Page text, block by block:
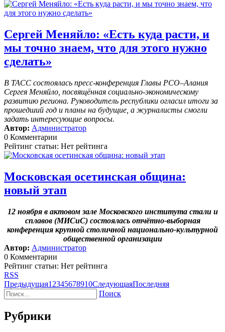
Сергей Меняйло: «Есть куда расти, и
мы точно знаем, что для этого нужно
сделать»
В ТАСС состоялась пресс-конференция Главы РСО–Алания
Сергея Меняйло, посвящённая социально-экономическому
развитию региона. Руководитель республики огласил итоги за
прошедший год и планы на будущие, а журналисты смогли
задать интересующие вопросы.
Автор: Администратор
0 Комментарии
Рейтинг статьи: Нет рейтинга
Московская осетинская община:
новый этап
12 ноября в актовом зале Московского института стали и
сплавов (МИСиС) состоялась отчётно-выборная
конференция крупной столичной национально-культурной
общественной организации
Автор: Администратор
0 Комментарии
Рейтинг статьи: Нет рейтинга
RSS
Предыдущая1 2345678910СледующаяПоследняя
Поиск
Рубрики